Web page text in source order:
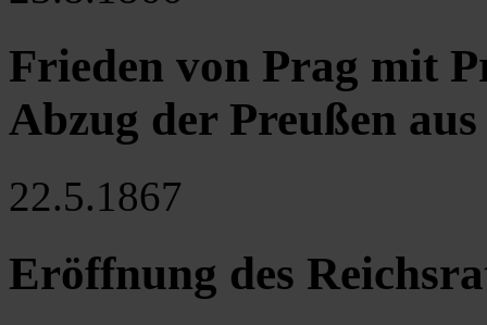
Frieden von Prag mit
Abzug der Preußen
22.5.1867
Eröffnung des